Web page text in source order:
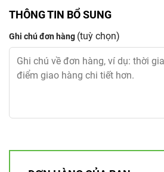
THÔNG TIN BỔ SUNG
Ghi chú đơn hàng (tuỳ chọn)